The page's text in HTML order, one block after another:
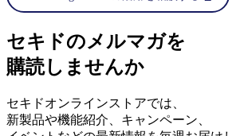
セキドのメルマガを
購読しませんか
セキドオンラインストアでは、
新製品や機能紹介、キャンペーン、